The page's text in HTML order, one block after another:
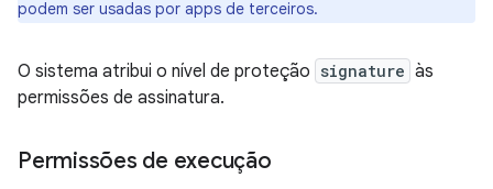
podem ser usadas por apps de terceiros.
O sistema atribui o nível de proteção signature às
permissões de assinatura.
Permissões de execução